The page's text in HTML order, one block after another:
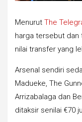
Menurut The
harga tersebut dan
nilai transfer yang
Arsenal sendiri
Madueke, The
Arrizabalaga dan
ditaksir senilai €70